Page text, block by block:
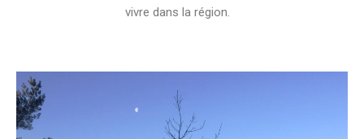
vivre dans la région.